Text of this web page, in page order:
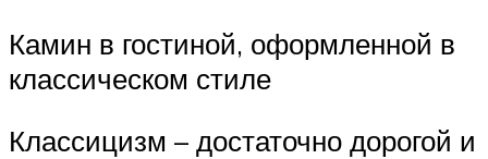
Камин в гостиной, оформленной в
классическом стиле
Классицизм – достаточно дорогой и